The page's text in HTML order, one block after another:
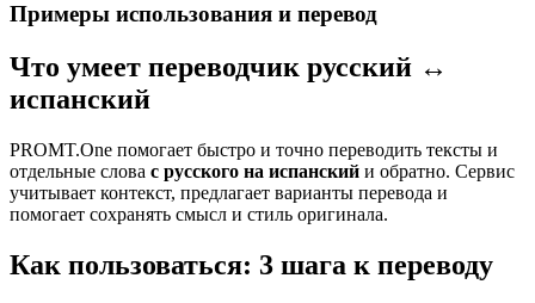
Примеры использования и перевод
Что умеет переводчик русский ↔
испанский
PROMT.One помогает быстро и точно переводить тексты и
отдельные слова с русского на испанский и обратно. Сервис
учитывает контекст, предлагает варианты перевода и
помогает сохранять смысл и стиль оригинала.
Как пользоваться: 3 шага к переводу